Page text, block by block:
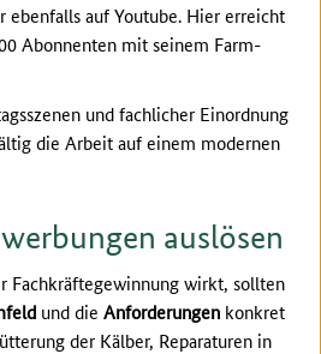
ebenfalls auf Youtube. Hier erreicht
Abonnenten mit seinem Farm-
und fachlicher Einordnung
die Arbeit auf einem modernen
auslösen
Fachkräftegewinnung wirkt, sollten
und die Anforderungen konkret
der Kälber, Reparaturen in